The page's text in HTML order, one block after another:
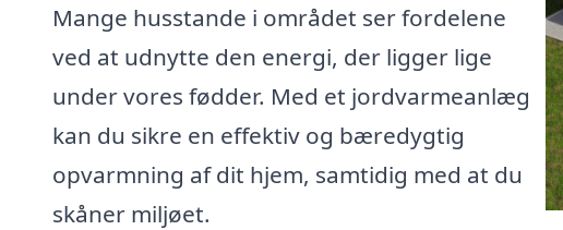
Mange husstande i området ser fordelene
ved at udnytte den energi, der ligger lige
under vores fødder. Med et jordvarmeanlæg
kan du sikre en effektiv og bæredygtig
opvarmning af dit hjem, samtidig med at du
skåner miljøet.